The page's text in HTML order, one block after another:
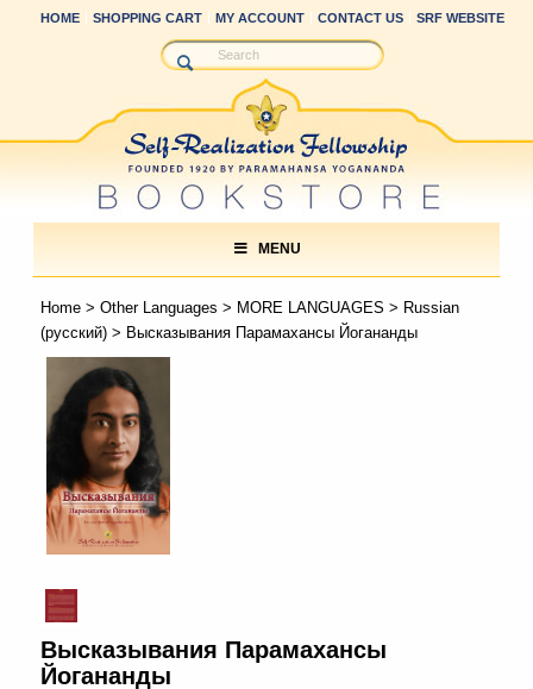
HOME SHOPPING CART MY ACCOUNT CONTACT US SRF WEBSITE
MENU
Home> Other Languages > MORE LANGUAGES > Russian
(русский)> Высказывания Парамахансы Йогананды
Высказывания Парамахансы
Йогананды